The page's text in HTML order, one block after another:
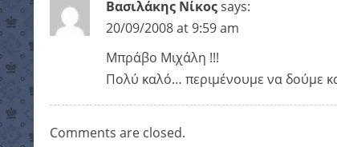
a
i
g
Βασιλάκης Νίκοςsays:
20/09/2008 at 9:59 am
Μπράβο Μιχάλη !!!
Πολύ καλό… περιμένουμε να δούμε
Comments are closed.